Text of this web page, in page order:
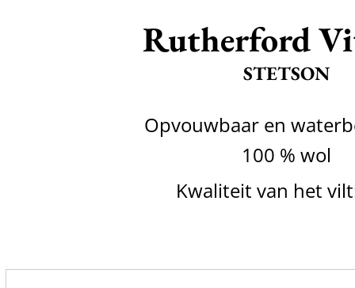
Rutherford
STETSON
Opvouwbaar en
100 % wol
Kwaliteit van het